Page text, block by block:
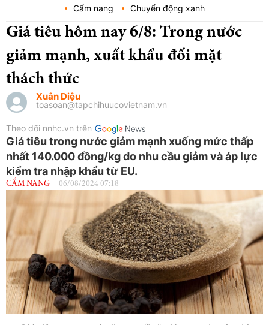
Cẩm nang Chuyển động xanh
Giá tiêu hôm nay 6/8: Trong nước
giảm mạnh, xuất khẩu đối mặt
thách thức
Xuân Diệu
toasoan@tapchihuucovietnam.vn
Theo dõi nnhc.vn trên
Giá tiêu trong nước giảm mạnh xuống mức thấp
nhất 140.000 đồng/kg do nhu cầu giảm và áp lực
kiểm tra nhập khẩu từ EU.
CẨM NANG 06/08/2024 07:18